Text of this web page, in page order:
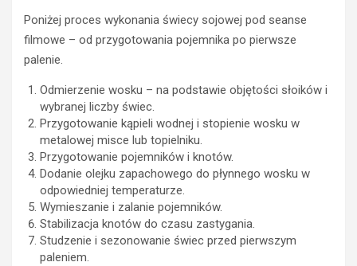
Poniżej proces wykonania świecy sojowej pod seanse
filmowe – od przygotowania pojemnika po pierwsze
palenie.
Odmierzenie wosku – na podstawie objętości słoików i
wybranej liczby świec.
Przygotowanie kąpieli wodnej i stopienie wosku w
metalowej misce lub topielniku.
Przygotowanie pojemników i knotów.
Dodanie olejku zapachowego do płynnego wosku w
odpowiedniej temperaturze.
Wymieszanie i zalanie pojemników.
Stabilizacja knotów do czasu zastygania.
Studzenie i sezonowanie świec przed pierwszym
paleniem.